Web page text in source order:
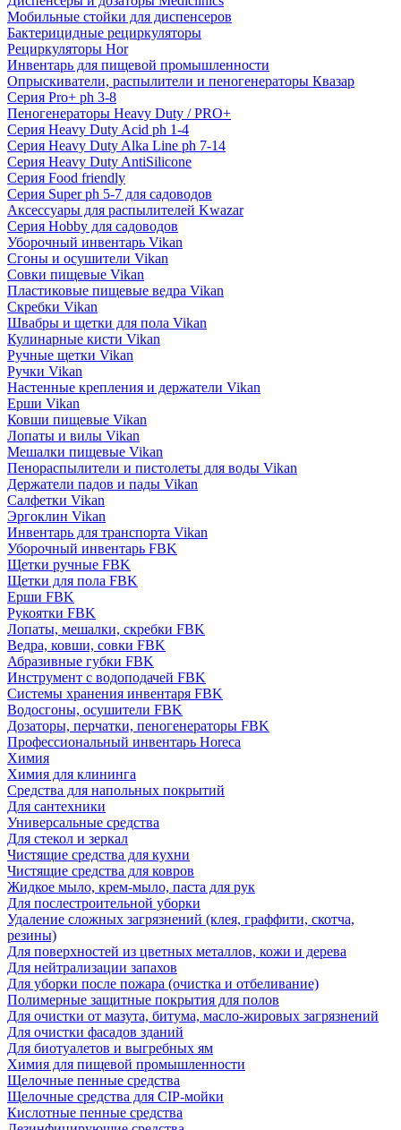
Мобильные стойки для диспенсеров
Бактерицидные рециркуляторы
Рециркуляторы Hor
Инвентарь для пищевой промышленности
Опрыскиватели, распылители и пеногенераторы Квазар
Серия Pro+ ph 3-8
Пеногенераторы Heavy Duty / PRO+
Серия Heavy Duty Acid ph 1-4
Серия Heavy Duty Alka Line ph 7-14
Серия Heavy Duty AntiSilicone
Серия Food friendly
Серия Super ph 5-7 для садоводов
Аксессуары для распылителей Kwazar
Серия Hobby для садоводов
Уборочный инвентарь Vikan
Сгоны и осушители Vikan
Совки пищевые Vikan
Пластиковые пищевые ведра Vikan
Скребки Vikan
Швабры и щетки для пола Vikan
Кулинарные кисти Vikan
Ручные щетки Vikan
Ручки Vikan
Настенные крепления и держатели Vikan
Ерши Vikan
Ковши пищевые Vikan
Лопаты и вилы Vikan
Мешалки пищевые Vikan
Пенораспылители и пистолеты для воды Vikan
Держатели падов и пады Vikan
Салфетки Vikan
Эргоклин Vikan
Инвентарь для транспорта Vikan
Уборочный инвентарь FBK
Щетки ручные FBK
Щетки для пола FBK
Ерши FBK
Рукоятки FBK
Лопаты, мешалки, скребки FBK
Ведра, ковши, совки FBK
Абразивные губки FBK
Инструмент с водоподачей FBK
Системы хранения инвентаря FBK
Водосгоны, осушители FBK
Дозаторы, перчатки, пеногенераторы FBK
Профессиональный инвентарь Horeca
Химия
Химия для клининга
Средства для напольных покрытий
Для сантехники
Универсальные средства
Для стекол и зеркал
Чистящие средства для кухни
Чистящие средства для ковров
Жидкое мыло, крем-мыло, паста для рук
Для послестроительной уборки
Удаление сложных загрязнений (клея, граффити, скотча,
резины)
Для поверхностей из цветных металлов, кожи и дерева
Для нейтрализации запахов
Для уборки после пожара (очистка и отбеливание)
Полимерные защитные покрытия для полов
Для очистки от мазута, битума, масло-жировых загрязнений
Для очистки фасадов зданий
Для биотуалетов и выгребных ям
Химия для пищевой промышленности
Щелочные пенные средства
Щелочные средства для CIP-мойки
Кислотные пенные средства